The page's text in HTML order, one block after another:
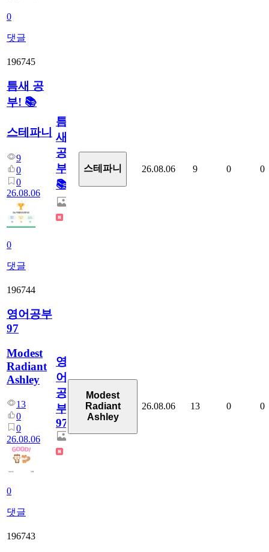
0
댓글
196745
틈새 공
부! 📚
스테파니
9
0
0
26.08.06
0
댓글
틈
새
공
부!
📚
스테파니 26.08.06 9 0 0
196744
영어공부
97
Modest
Radiant
Ashley
13
0
0
26.08.06
0
댓글
영
어
공
부
97
Modest
Radiant
Ashley
26.08.06 13 0 0
196743